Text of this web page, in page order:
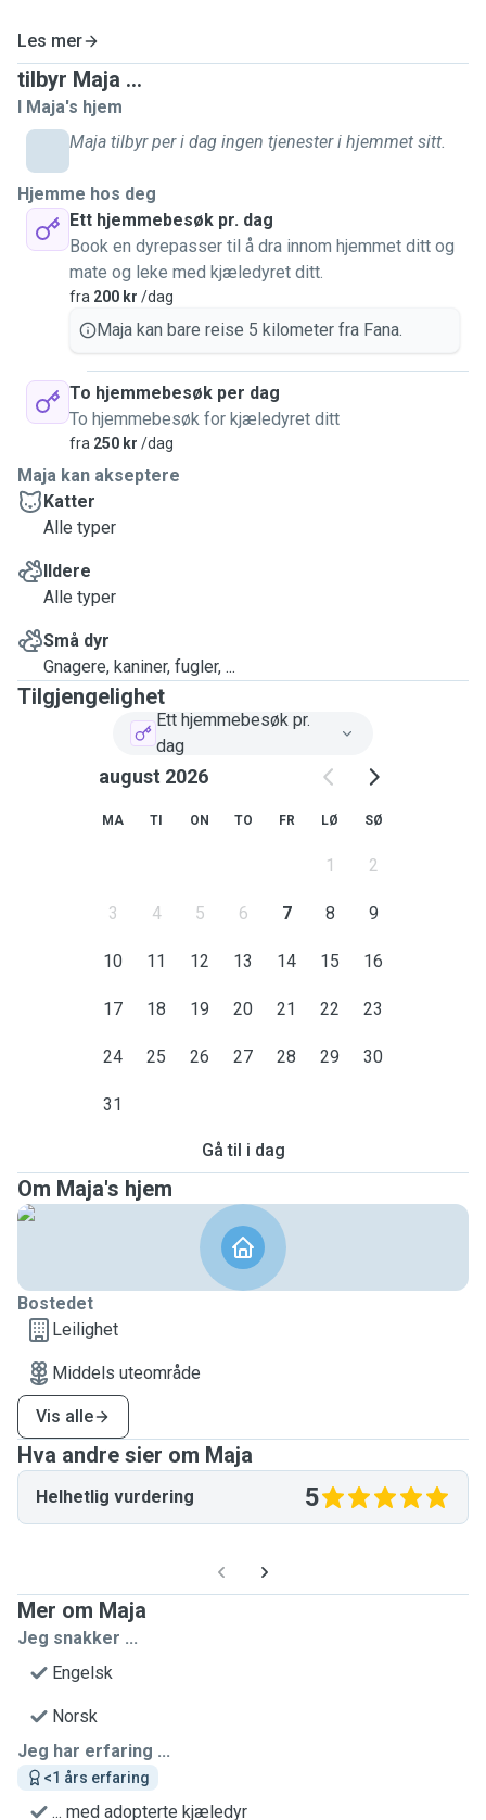
Les mer
tilbyr Maja ...
I Maja's hjem
Maja tilbyr per i dag ingen tjenester i hjemmet sitt.
Hjemme hos deg
Ett hjemmebesøk pr. dag
Book en dyrepasser til å dra innom hjemmet ditt og
mate og leke med kjæledyret ditt.
fra 200 kr /dag
Maja kan bare reise 5 kilometer fra Fana.
To hjemmebesøk per dag
To hjemmebesøk for kjæledyret ditt
fra 250 kr /dag
Maja kan akseptere
Katter
Alle typer
Ildere
Alle typer
Små dyr
Gnagere, kaniner, fugler, ...
Tilgjengelighet
Ett hjemmebesøk pr.
dag
august 2026
MA TI ON TO FR LØ SØ
1 2
3 4 5 6 7 8 9
10 11 12 13 14 15 16
17 18 19 20 21 22 23
24 25 26 27 28 29 30
31
Gå til i dag
Om Maja's hjem
Bostedet
Leilighet
Middels uteområde
Vis alle
Hva andre sier om Maja
Helhetlig vurdering 5
Mer om Maja
Jeg snakker ...
Engelsk
Norsk
Jeg har erfaring ...
<1 års erfaring
... med adopterte kjæledyr